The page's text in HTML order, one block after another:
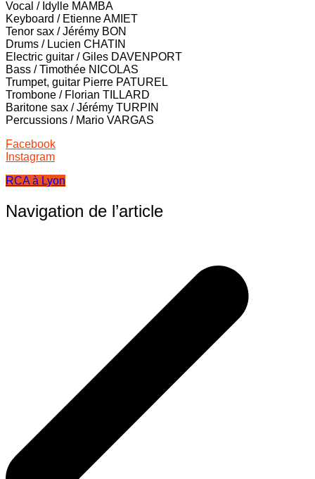
Vocal / Idylle MAMBA
Keyboard / Etienne AMIET
Tenor sax / Jérémy BON
Drums / Lucien CHATIN
Electric guitar / Giles DAVENPORT
Bass / Timothée NICOLAS
Trumpet, guitar Pierre PATUREL
Trombone / Florian TILLARD
Baritone sax / Jérémy TURPIN
Percussions / Mario VARGAS
Facebook
Instagram
RCA à Lyon
Navigation de l’article